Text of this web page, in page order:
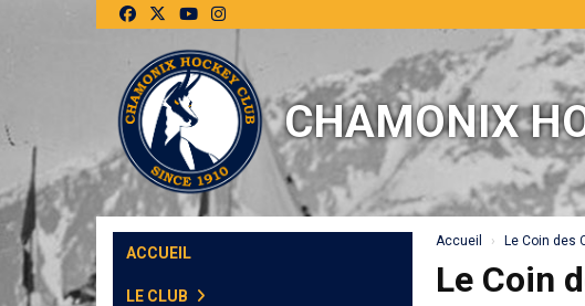
CHAMONIX
ACCUEIL
LE CLUB
Accueil Le Coin des
Le Coin
Panneau de gestion des cookies